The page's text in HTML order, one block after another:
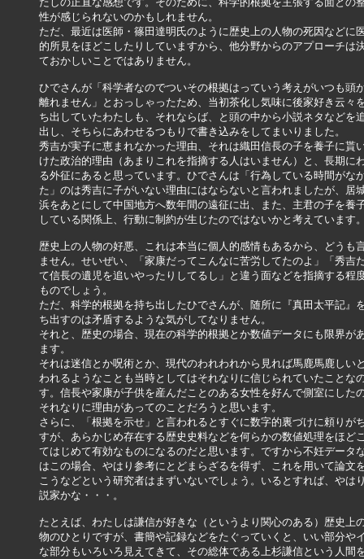
性が感じられないのかもしれません。
ただ、最近は医師・篠田達明氏のように歴史上の人物の死因などに
的所見をほどこしたりしていますから、他分野からのアプローチは
ておかしいことではありません。
ひでさんが「科学者なのでついその根拠はっていう考えがいつも頭
離れません」とおっしゃったため、当初茶化し気味に後家好き云々
ち出していたわたしも、それならば、と頭の中から小説ネタなどを
出し、そちらにあわせるつもりで書き込みをしてまいりました。
秀吉が実子に恵まれなかった理由、それは織田信長の子を養子に貰
けた政治的理由（あまりこれを指摘する人はいません）と、長期に
る外征にあると思っています。ひでさんは「行為している時間がな
た」のは秀吉に子がいない理由にはならないと言われましたが、居
浜をあとにして中国地方へ数年間の遠征に出、また、主君の子を養
している関係上、行動に制約が生じたのではないかと考えています
歴史上の人物の好悪、これは本当に個人的感情もあるから、どうも
ません。せいぜい、「家康だってこんなに苦労してたのよ」「秀吉
て信長の遺児を追いやったりしてるし」と違う面などを指摘する程
ものでしょう。
ただ、科学的根拠を持ち出したひでさんが、随所に『真田太平記』
ち出すのは矛盾するような気がしてなりません。
それと、歴史の場合、現在の科学的根拠とか数値データにも限界が
ます。
それは迷信とか呪術とか、現代のわれわれから見れば馬鹿馬鹿しい
われるようなことも当時としてはそれなりに信じられていたことな
す。信長や家康が子供を産んだことのある女性を好んで側室にした
それなりに理由があってのことだろうと思います。
さらに、「根拠を示せ」と言われるとすぐに数字的裏づけに頼りが
すが、あらかじめ存在する歴史史料などを何らかの数値処理をほど
てはじめて有効なものになるのだと思います。ですから不妊データ
はこの場合、やはり参考にとどまらざるを得ず、これを用いて論文
こうなどという研究者はまずいないでしょう。いるとすれば、やは
説家かな・・・。
たとえば、わたしは謙信が好きな（というより関心のある）歴史上
物のひとりですが、書簡や記録などをたぐっていくと、いい部分や
な部分もいろいろ見えてきて、その総体である上杉謙信という人間